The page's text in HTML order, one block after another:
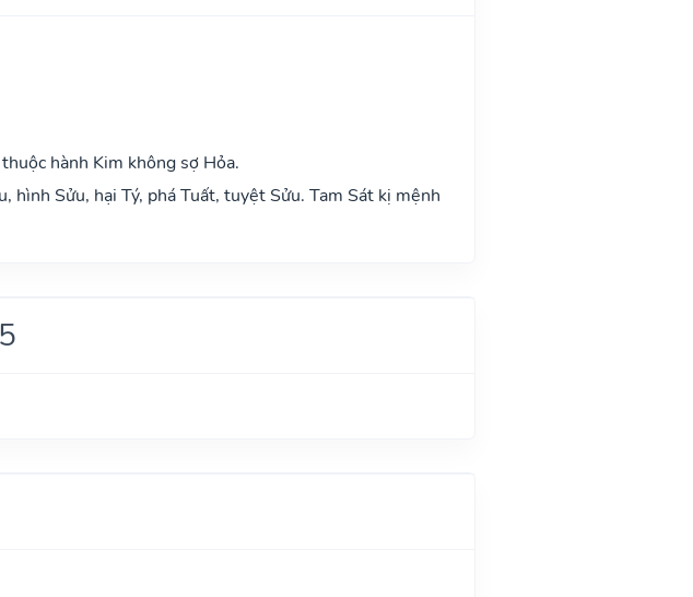
hành Kim không sợ Hỏa.
hình Sửu, hại Tý, phá Tuất, tuyệt Sửu. Tam Sát kị mệnh